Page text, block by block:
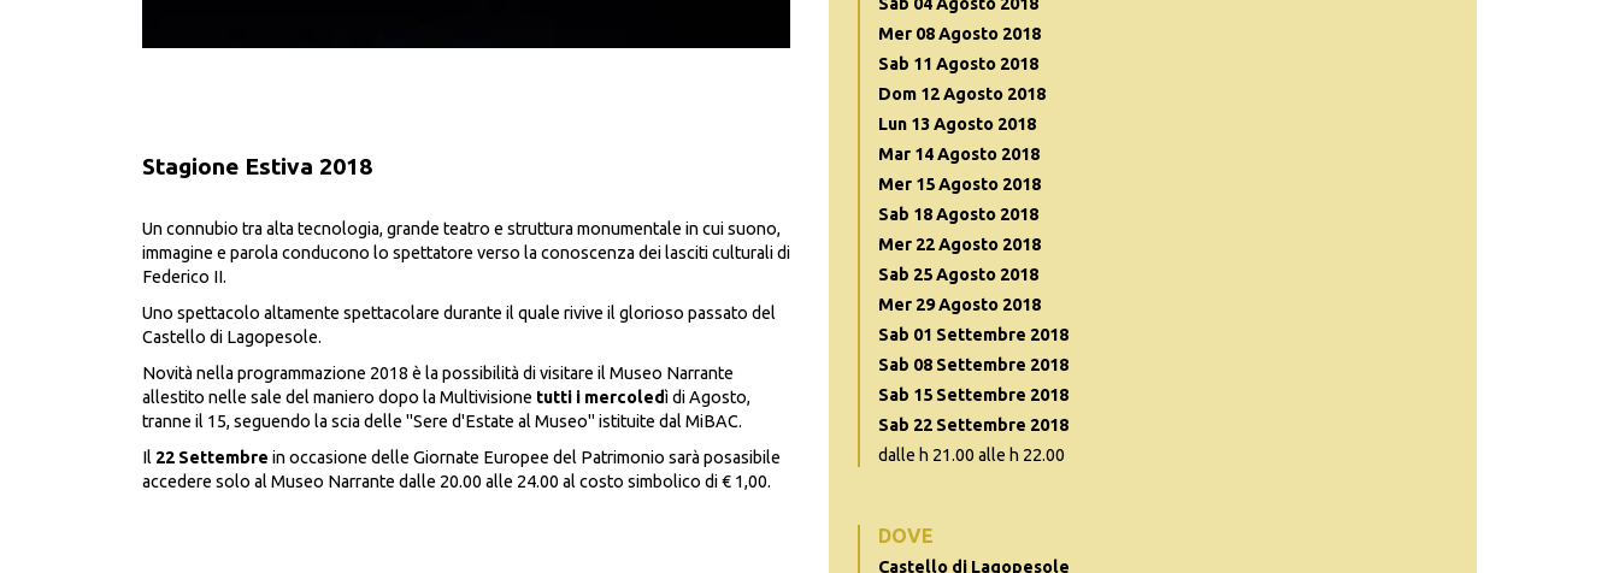
Stagione Estiva 2018
Un connubio tra alta tecnologia, grande teatro e struttura monumentale in cui suono,
immagine e parola conducono lo spettatore verso la conoscenza dei lasciti culturali di
Federico II.
Uno spettacolo altamente spettacolare durante il quale rivive il glorioso passato del
Castello di Lagopesole.
Novità nella programmazione 2018 è la possibilità di visitare il Museo Narrante
allestito nelle sale del maniero dopo la Multivisione tutti i mercoledì di Agosto,
tranne il 15, seguendo la scia delle "Sere d'Estate al Museo" istituite dal MiBAC.
Il 22 Settembre in occasione delle Giornate Europee del Patrimonio sarà posasibile
accedere solo al Museo Narrante dalle 20.00 alle 24.00 al costo simbolico di € 1,00.
Sab 04 Agosto 2018
Mer 08 Agosto 2018
Sab 11 Agosto 2018
Dom 12 Agosto 2018
Lun 13 Agosto 2018
Mar 14 Agosto 2018
Mer 15 Agosto 2018
Sab 18 Agosto 2018
Mer 22 Agosto 2018
Sab 25 Agosto 2018
Mer 29 Agosto 2018
Sab 01 Settembre 2018
Sab 08 Settembre 2018
Sab 15 Settembre 2018
Sab 22 Settembre 2018
dalle h 21.00 alle h 22.00
DOVE
Castello di Lagopesole